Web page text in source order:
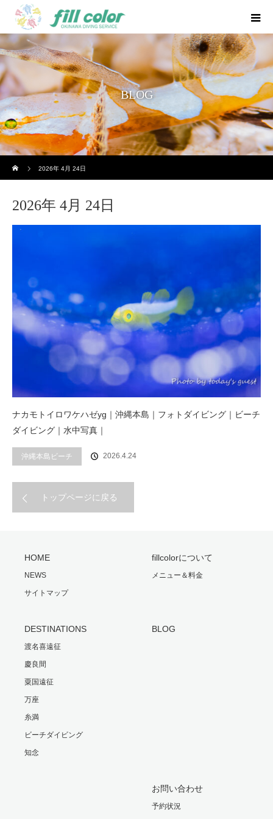
BLOG
2026年 4月 24日
2026年 4月 24日
ナカモトイロワケハゼyg｜沖縄本島｜フォトダイビング｜ビーチ
ダイビング｜水中写真｜
沖縄本島ビーチ 2026.4.24
トップページに戻る
HOME
NEWS
サイトマップ
fillcolorについて
メニュー＆料金
DESTINATIONS
渡名喜遠征
慶良間
粟国遠征
万座
糸満
ビーチダイビング
知念
BLOG
お問い合わせ
予約状況